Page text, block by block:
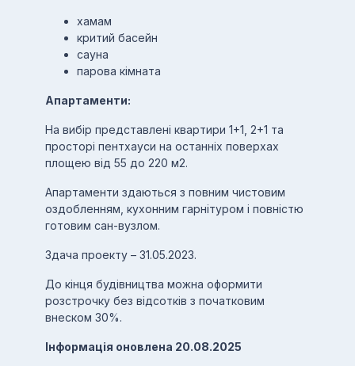
хамам
критий басейн
сауна
парова кімната
Апартаменти:
На вибір представлені квартири 1+1, 2+1 та
просторі пентхауси на останніх поверхах
площею від 55 до 220 м2.
Апартаменти здаються з повним чистовим
оздобленням, кухонним гарнітуром і повністю
готовим сан-вузлом.
Здача проекту – 31.05.2023.
До кінця будівництва можна оформити
розстрочку без відсотків з початковим
внеском 30%.
Інформація оновлена 20.08.2025